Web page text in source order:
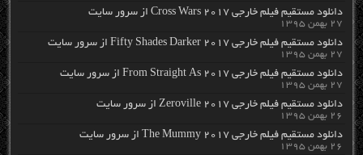
دانلود مستقیم فیلم خارجی Cross Wars 2017 از سرور سایت
۲۷ بهمن ۱۳۹۵
دانلود مستقیم فیلم خارجی Fifty Shades Darker 2017 از سرور سایت
۲۷ بهمن ۱۳۹۵
دانلود مستقیم فیلم خارجی From Straight As 2017 از سرور سایت
۲۷ بهمن ۱۳۹۵
دانلود مستقیم فیلم خارجی Zeroville 2017 از سرور سایت
۲۶ بهمن ۱۳۹۵
دانلود مستقیم فیلم خارجی The Mummy 2017 از سرور سایت
۲۶ بهمن ۱۳۹۵